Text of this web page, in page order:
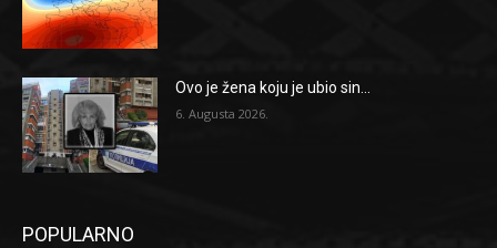
Ovo je žena koju je ubio sin...
6. Augusta 2026.
POPULARNO